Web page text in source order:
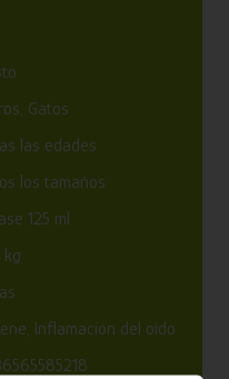
Gatos
las edades
los tamaños
125 ml
kg
Inflamación del oído